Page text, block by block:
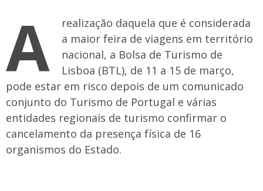
A
realização daquela que é considerada
a maior feira de viagens em território
nacional, a Bolsa de Turismo de
Lisboa (BTL), de 11 a 15 de março,
pode estar em risco depois de um comunicado
conjunto do Turismo de Portugal e várias
entidades regionais de turismo confirmar o
cancelamento da presença física de 16
organismos do Estado.